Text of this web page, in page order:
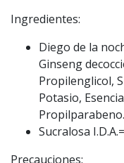
Ingredientes:
Diego de la
Ginseng
Propilenglicol,
Potasio,
Propilparabeno.
Sucralosa
Precauciones: